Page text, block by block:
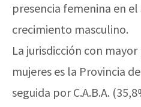
presencia femenina en
crecimiento masculino.
La jurisdicción con
mujeres es la Provincia
seguida por C.A.B.A.